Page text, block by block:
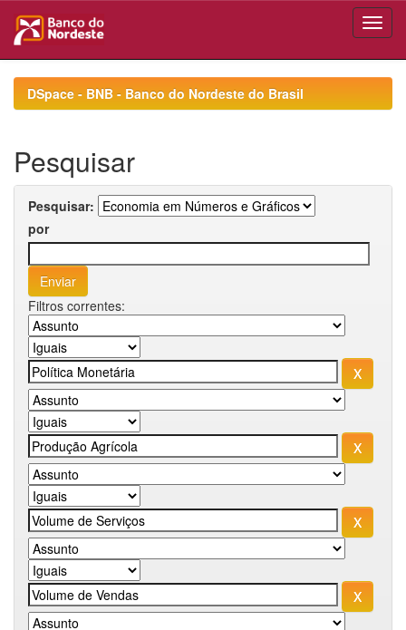
navigationDSpace - BNB - Banco do Nordeste do Brasil
Pesquisar
Pesquisar:
por
Filtros correntes: